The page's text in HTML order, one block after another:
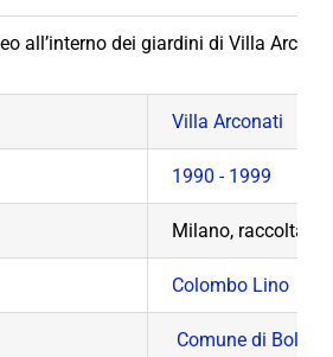
all’interno dei giardini di Villa
Villa Arconati
1990 - 1999
Milano, raccolta
Colombo Lino
Comune di Bollate